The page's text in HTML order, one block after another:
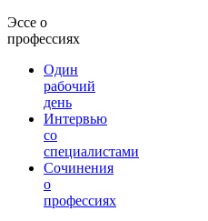
Эссе о
профессиях
Один
рабочий
день
Интервью
со
специалистами
Сочинения
о
профессиях